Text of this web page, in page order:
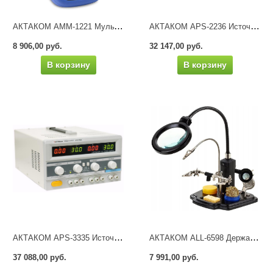
АКТАКОМ АММ-1221 Мультиметр цифровой
8 906,00 руб.
В корзину
АКТАКОМ APS-2236 Источник питания
32 147,00 руб.
В корзину
АКТАКОМ APS-3335 Источник питания
37 088,00 руб.
АКТАКОМ ALL-6598 Держатель платы с лупой и подсветкой
7 991,00 руб.